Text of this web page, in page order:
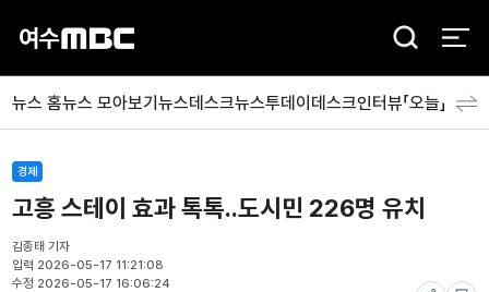
검
뉴스 홈뉴스 모아보기뉴스데스크뉴스투데이데스크인터뷰「오늘」 분야
경제
고흥 스테이 효과 톡톡..도시민 226명 유치
김종태 기자
입력 2026-05-17 11:21:08
수정 2026-05-17 16:06:24